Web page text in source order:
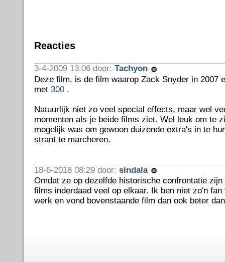
Reacties
3-4-2009 13:06 door: Tachyon
Deze film, is de film waarop Zack Snyder in 2007
met 300 .
Natuurlijk niet zo veel special effects, maar wel
momenten als je beide films ziet. Wel leuk om te
mogelijk was om gewoon duizende extra's in te
strant te marcheren.
18-6-2018 08:29 door: sindala
Omdat ze op dezelfde historische confrontatie
films inderdaad veel op elkaar. Ik ben niet zo'n
werk en vond bovenstaande film dan ook beter